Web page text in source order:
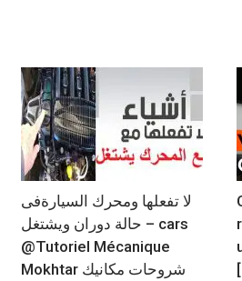
لا تفعلها ومحرك السيارةفى
حالة دوران ويشتغل – cars
@Tutoriel Mécanique
Mokhtar شروحات مكانيك